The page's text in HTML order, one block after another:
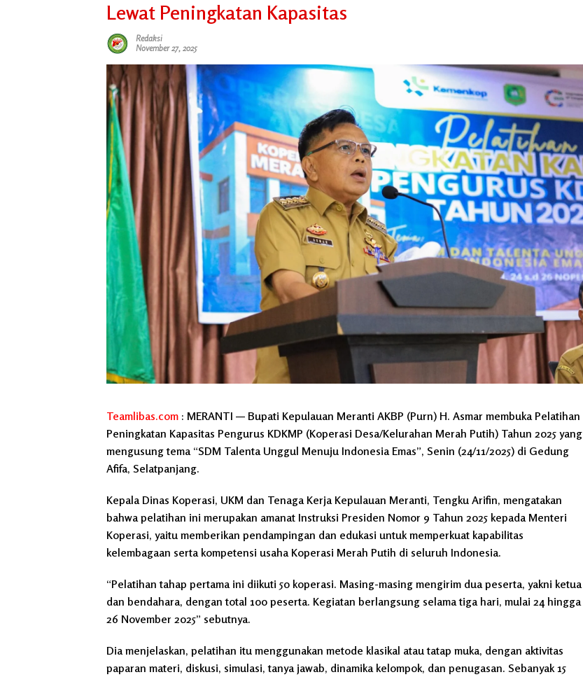
Lewat Peningkatan Kapasitas
Redaksi
November 27, 2025
Teamlibas.com : MERANTI — Bupati Kepulauan Meranti AKBP (Purn) H. Asmar membuka Pelatihan
Peningkatan Kapasitas Pengurus KDKMP (Koperasi Desa/Kelurahan Merah Putih) Tahun 2025 yang
mengusung tema “SDM Talenta Unggul Menuju Indonesia Emas”, Senin (24/11/2025) di Gedung
Afifa, Selatpanjang.
Kepala Dinas Koperasi, UKM dan Tenaga Kerja Kepulauan Meranti, Tengku Arifin, mengatakan
bahwa pelatihan ini merupakan amanat Instruksi Presiden Nomor 9 Tahun 2025 kepada Menteri
Koperasi, yaitu memberikan pendampingan dan edukasi untuk memperkuat kapabilitas
kelembagaan serta kompetensi usaha Koperasi Merah Putih di seluruh Indonesia.
“Pelatihan tahap pertama ini diikuti 50 koperasi. Masing-masing mengirim dua peserta, yakni ketua
dan bendahara, dengan total 100 peserta. Kegiatan berlangsung selama tiga hari, mulai 24 hingga
26 November 2025” sebutnya.
Dia menjelaskan, pelatihan itu menggunakan metode klasikal atau tatap muka, dengan aktivitas
paparan materi, diskusi, simulasi, tanya jawab, dinamika kelompok, dan penugasan. Sebanyak 15